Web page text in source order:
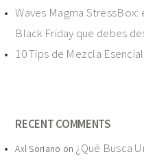
Waves Magma StressBox:
Black Friday que debes
10 Tips de Mezcla
RECENT COMMENTS
Axl Soriano on ¿Qué Busca